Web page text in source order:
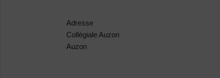
Adresse
Collégiale Auzon
Auzon